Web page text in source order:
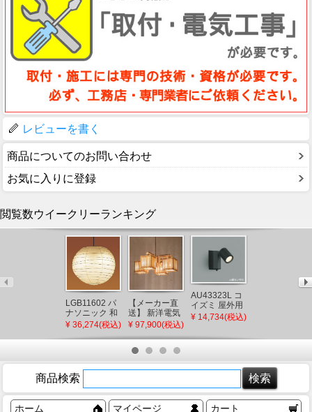
レビューを書く
商品についてのお問い合わせ
お気に入りに登録
閲覧数ウイークリーランキング
LGB11602 パ
ナソニック 和
風ペンダント
イッチ付 φ550
色） ～8畳
¥ 36,274(税込)
【メーカー直
送】 新洋電気
冊 和風ペンダ
熱灯 AP882 和
室 照明 強化和
紙 おしゃれ 日
本製 国産 木製
¥ 97,900(税込)
AU43323L コ
イズミ 屋外用
スポットライ
¥ 14,734(税込)
ック LED(電球
商品検索
ホーム マイページ カート